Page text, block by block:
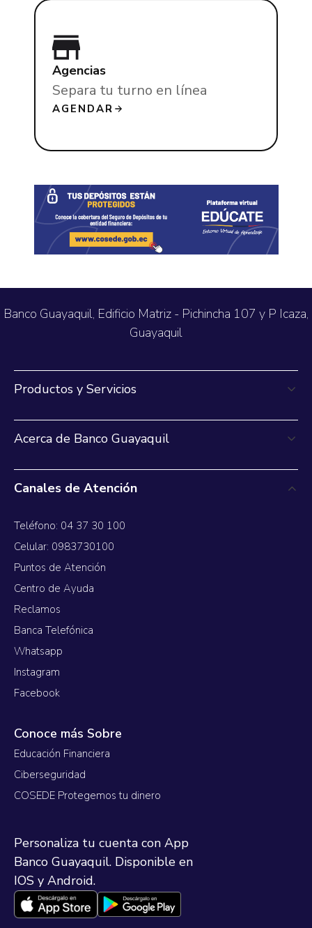
Agencias
Separa tu turno en línea
AGENDAR
Banco Guayaquil, Edificio Matriz - Pichincha 107 y P Icaza,
Guayaquil
Productos y Servicios
Acerca de Banco Guayaquil
Canales de Atención
Teléfono: 04 37 30 100
Celular: 0983730100
Puntos de Atención
Centro de Ayuda
Reclamos
Banca Telefónica
Whatsapp
Instagram
Facebook
Conoce más Sobre
Educación Financiera
Ciberseguridad
COSEDE Protegemos tu dinero
Personaliza tu cuenta con App
Banco Guayaquil. Disponible en
IOS y Android.